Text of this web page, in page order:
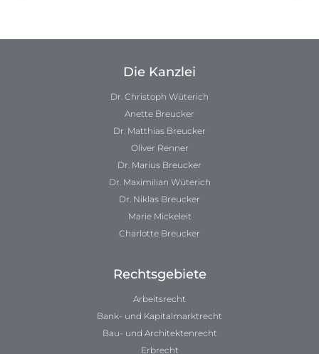
Die Kanzlei
Dr. Christoph Wüterich
Anette Breucker
Dr. Matthias Breucker
Oliver Renner
Dr. Marius Breucker
Dr. Maximilian Wüterich
Dr. Niklas Breucker
Marie Mickeleit
Charlotte Breucker
Rechtsgebiete
Arbeitsrecht
Bank- und Kapitalmarktrecht
Bau- und Architektenrecht
Erbrecht